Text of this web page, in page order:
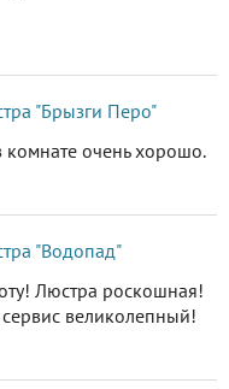
"Брызги Перо"
комнате очень хорошо.
"Водопад"
Люстра роскошная!
великолепный!